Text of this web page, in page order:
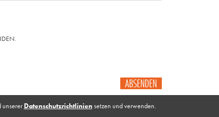
ABSENDEN
unserer Datenschutzrichtliniensetzen und verwenden.